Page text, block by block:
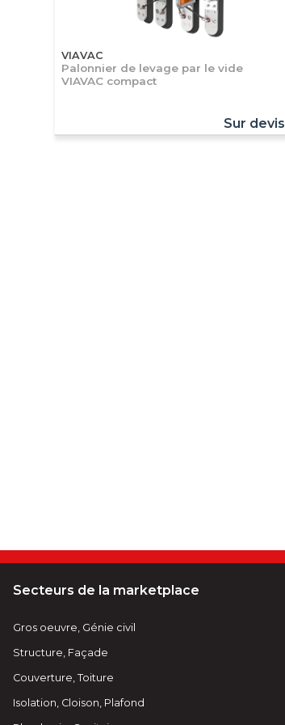
VIAVAC
Palonnier de levage par le vide
VIAVAC compact
Sur devis
Secteurs de la marketplace
Gros oeuvre, Génie civil
Structure, Façade
Couverture, Toiture
Isolation, Cloison, Plafond